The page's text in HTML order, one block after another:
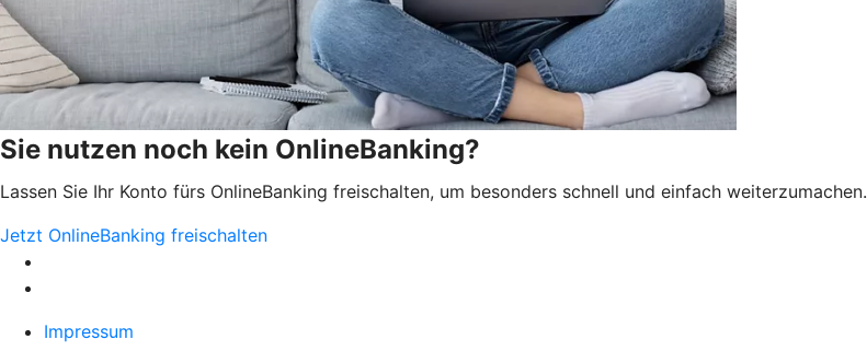
Sie nutzen noch kein OnlineBanking?
Lassen Sie Ihr Konto fürs OnlineBanking freischalten, um besonders schnell und einfach weiterzumachen.
Jetzt OnlineBanking freischalten
Impressum